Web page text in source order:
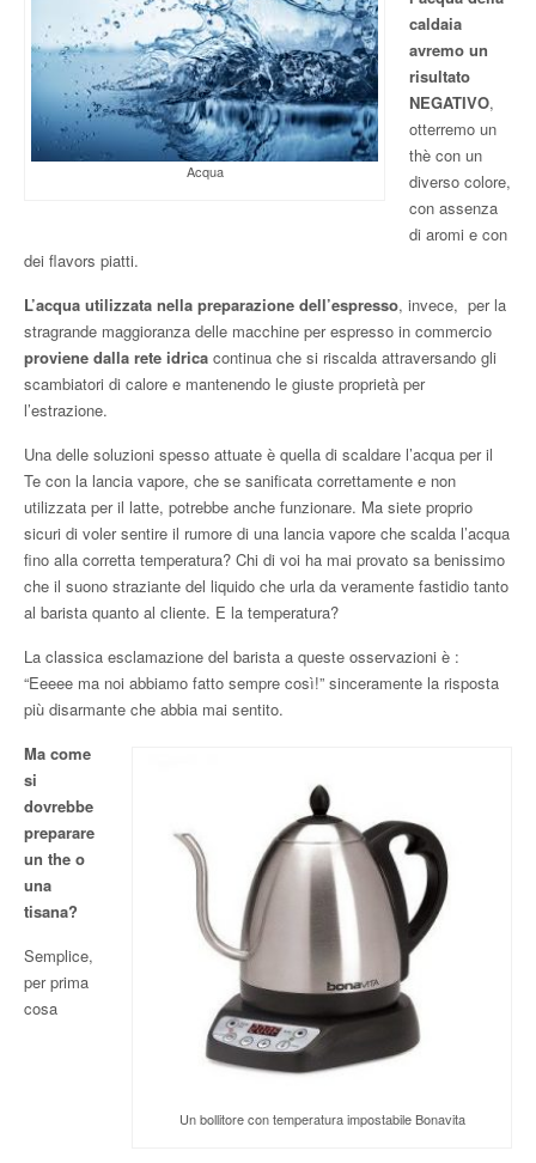
Acqua
caldaia
avremo un
risultato
NEGATIVO,
otterremo un
thè con un
diverso colore,
con assenza
di aromi e con
dei flavors piatti.
L’acqua utilizzata nella preparazione dell’espresso, invece, per la
stragrande maggioranza delle macchine per espresso in commercio
proviene dalla rete idrica continua che si riscalda attraversando gli
scambiatori di calore e mantenendo le giuste proprietà per
l’estrazione.
Una delle soluzioni spesso attuate è quella di scaldare l’acqua per il
Te con la lancia vapore, che se sanificata correttamente e non
utilizzata per il latte, potrebbe anche funzionare. Ma siete proprio
sicuri di voler sentire il rumore di una lancia vapore che scalda l’acqua
fino alla corretta temperatura? Chi di voi ha mai provato sa benissimo
che il suono straziante del liquido che urla da veramente fastidio tanto
al barista quanto al cliente. E la temperatura?
La classica esclamazione del barista a queste osservazioni è :
“Eeeee ma noi abbiamo fatto sempre così!” sinceramente la risposta
più disarmante che abbia mai sentito.
Un bollitore con temperatura impostabile Bonavita
Ma come
si
dovrebbe
preparare
un the o
una
tisana?
Semplice,
per prima
cosa